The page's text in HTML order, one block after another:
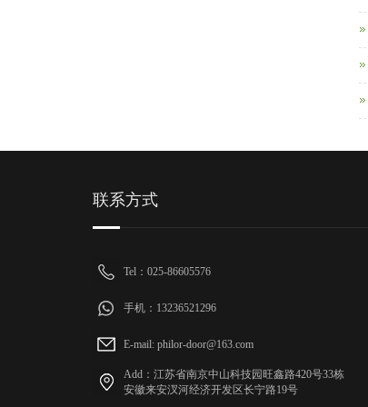
联系方式
Tel：025-86605576
手机：13236521296
E-mail: philor-door@163.com
Add：江苏省南京中山科技园旺鑫路420号33栋
安徽来安汊河经济开发区长宁路19号